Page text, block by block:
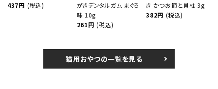
437円 (税込)
がきデンタルガム まぐろ
味 10g
261円 (税込)
き かつお節と貝柱 3g
382円 (税込)
猫用おやつの一覧を見る